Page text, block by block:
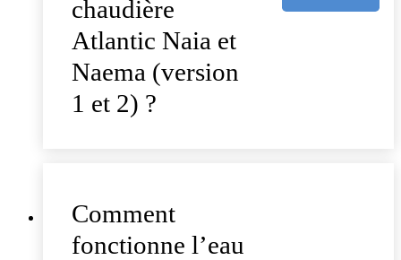
chaudière
Atlantic Naia et
Naema (version
1 et 2) ?
Comment
fonctionne l’eau